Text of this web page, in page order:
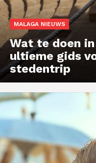
MALAGA NIEUWS
Wat te doen
ultieme gids
stedentrip